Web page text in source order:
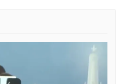
thức nếu không có sự chấp
VTV.vn khi phát hành lại